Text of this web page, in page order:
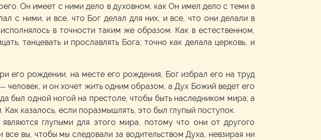
Он имеет с ними дело в духовном, как Он имел дело с теми в
с ними, и все, что Бог делал для них, и все, что они делали в
в точности таким же образом. Как в естественном,
танцевать и прославлять Бога; точно как делала церковь, и
его рождении, на месте его рождения, Бог избрал его на труд
и он хочет жить одним образом, а Дух Божий ведет его
был одной ногой на престоле, чтобы быть наследником мира; а
казалось, если поразмышлять, это был глупый поступок.
глупыми для этого мира, потому что они от другого
вы, чтобы мы следовали за водительством Духа, невзирая ни